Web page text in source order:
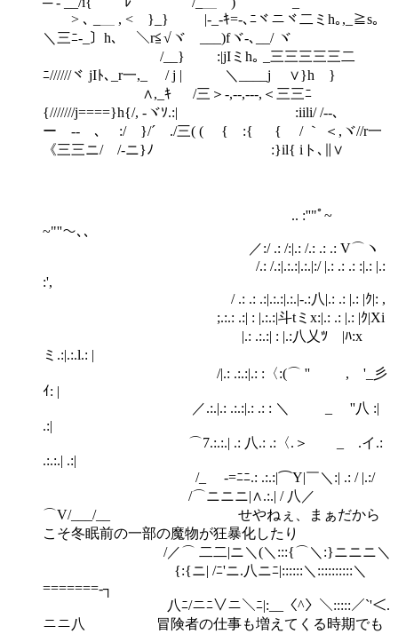
> ､ _＿ , < }_} |-_-ｷ=-､ﾆヾニヾ二ミh｡,_≧s｡
＼三ﾆ-_〕h､ ＼r≦√ヾ ___)fヾ-､__/ ヾ
/__} :|jIミh｡ _三三三三三二
ﾆ//////ヾ jIﾄ､_r一,_ / j | ＼____j ∨}h }
∧,_ｷ /三＞-,--,---,＜三三ﾆ
{///////j====}h{/, -ヾｿ.:| :iili/ /--､
ー -- ､ :/ }/´ゝ./三( ( { :{ { / ｀ ＜,ヾ//r一
《三三ニ/ゝ/-ニ}ﾉ :}il{ iト､∥∨
.. :''"ﾟ~￣
~"''～､、
／:/ .: /:|.: /.: .: .: V⌒ヽ
/.: /.:|.:.:|.:.|:/ |.: .: .: :|.: |.:
:',
/ .: .: .:|.:.:|.:.|-.:八|.: .: |.: |ｸ|: ,
;.:.: .:| : |.:.:|斗tミx:|.: .: |.: |ｸ|Xi
|.: .:.:| : |.:八乂ﾂ |ﾊ:x
ミ.:|.:.l.: |
/|.: .:.:|.: :〈:(⌒ '' ,ゞ'_彡
ｲ: |
／.:.|.: .:.:|.: .: : ＼ _ ''八 :|
.:|
⌒7.:.:.| .: 八.: .:〈.＞ _ .イ.:
.:.:.| .:|
/_ -=ﾆﾆ.: .:.:|⌒Y|￣＼:| .: / |.:/
/⌒ニニニ|∧.:.| / 八／
⌒V/___/__ せやねぇ、まぁだから
こそ冬眠前の一部の魔物が狂暴化したり
/／⌒ 二二|ニ＼(＼:::{⌒＼:}ニニニ＼
{:{ニ| /ﾆ'ニ.八ニﾆ|::::::＼::::::::::＼
=======‐┐
八ﾆ/ニﾆ∨ニ＼ﾆ|:__〈^〉＼:::::／`'＜.
ニニ八 冒険者の仕事も増えてくる時期でも